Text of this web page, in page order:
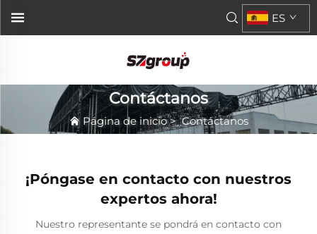
ES
Contáctanos
Página de inicio>Contáctanos
¡Póngase en contacto con nuestros
expertos ahora!
Nuestro representante se pondrá en contacto con